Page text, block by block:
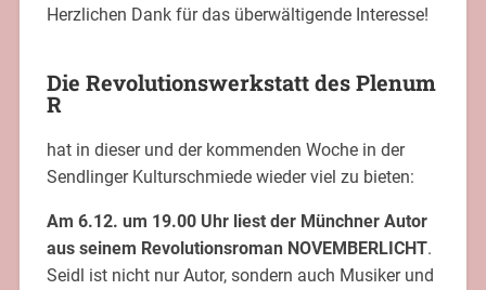
Herzlichen Dank für das überwältigende Interesse!
Die Revolutionswerkstatt des Plenum
R
hat in dieser und der kommenden Woche in der
Sendlinger Kulturschmiede wieder viel zu bieten:
Am 6.12. um 19.00 Uhr liest der Münchner Autor
aus seinem Revolutionsroman NOVEMBERLICHT.
Seidl ist nicht nur Autor, sondern auch Musiker und